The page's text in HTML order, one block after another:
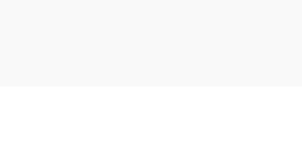
Giorgio Di Genova, Edizione